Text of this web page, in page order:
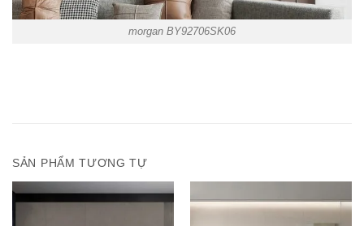
morgan BY92706SK06
SẢN PHẨM TƯƠNG TỰ